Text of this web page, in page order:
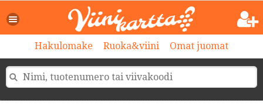
Hakulomake Ruoka&viini Omat juomat